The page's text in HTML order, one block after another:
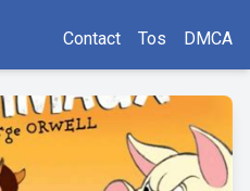
Contact Tos DMCA